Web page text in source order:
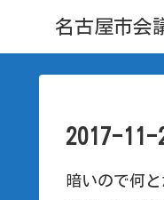
名古屋市会
2017-
暗いので何